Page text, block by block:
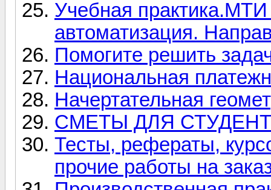
Учебная
автоматизация.
Помогите решить
Национальная
Начертательная
СМЕТЫ ДЛЯ
Тесты, рефераты,
прочие работы на